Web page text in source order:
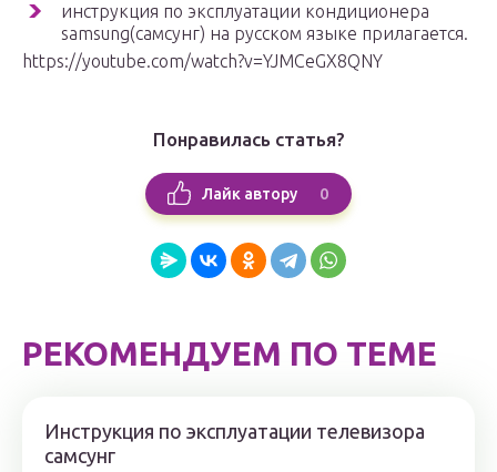
инструкция по эксплуатации кондиционера
samsung(самсунг) на русском языке прилагается.
https://youtube.com/watch?v=YJMCeGX8QNY
Понравилась статья?
Лайк автору 0
РЕКОМЕНДУЕМ ПО ТЕМЕ
Инструкция по эксплуатации телевизора
самсунг